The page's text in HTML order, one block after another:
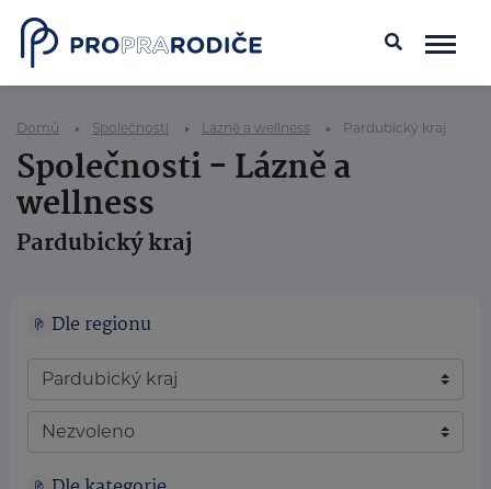
Domů Společnosti Lázně a wellness Pardubický kraj
Společnosti - Lázně a
wellness
Pardubický kraj
Dle regionu